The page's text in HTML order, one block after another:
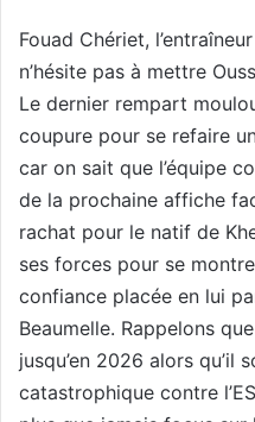
Fouad Chériet,
n’hésite pas à mettre
Le dernier rempart
coupure pour se refaire
car on sait que l’équipe
de la prochaine affiche
rachat pour le natif de
ses forces pour se
confiance placée en lui
Beaumelle. Rappelons
jusqu’en 2026 alors qu’il
catastrophique contre